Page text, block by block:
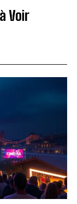
Voir